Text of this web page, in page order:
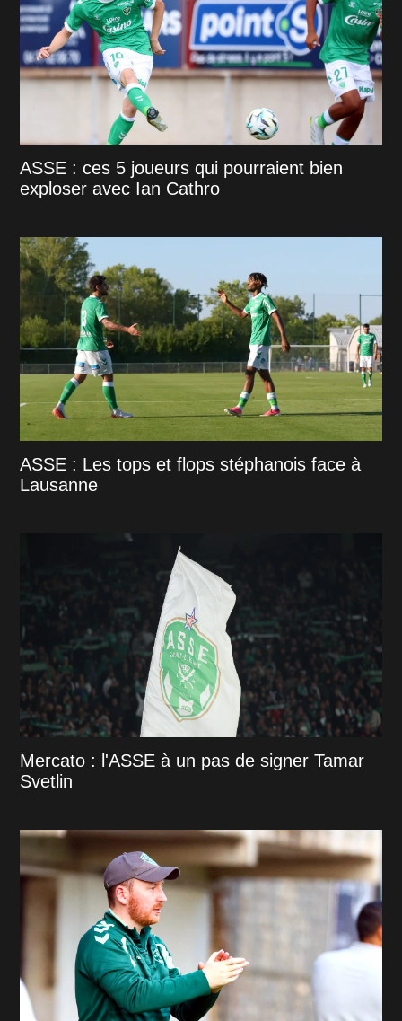
ASSE : ces 5 joueurs qui pourraient bien
exploser avec Ian Cathro
ASSE : Les tops et flops stéphanois face à
Lausanne
Mercato : l'ASSE à un pas de signer Tamar
Svetlin